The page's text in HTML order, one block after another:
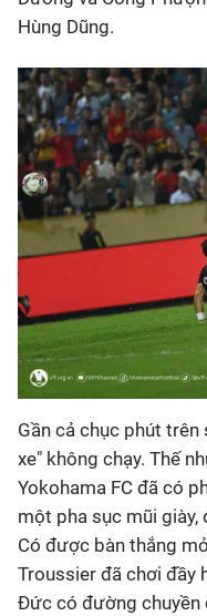
Hùng Dũng.
Gần cả chục phút trên
xe" không chạy. Thế
Yokohama FC đã có
một pha sục mũi giày,
Có được bàn thắng
Troussier đã chơi đầy
Đức có đường chuyền